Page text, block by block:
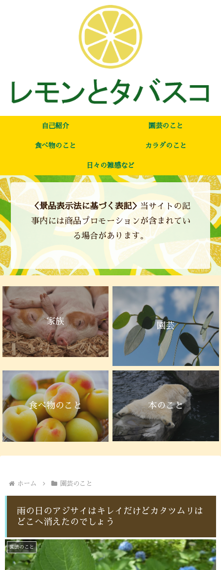
自己紹介 園芸のこと
食べ物のこと カラダのこと
日々の雑感など
＜景品表示法に基づく表記＞ 当サイトの記
事内には商品プロモーションが含まれてい
る場合があります。
家族
園芸
食べ物のこと 本のこと
ホーム 園芸のこと
雨の日のアジサイはキレイだけどカタツムリは
どこへ消えたのでしょう
園芸のこと